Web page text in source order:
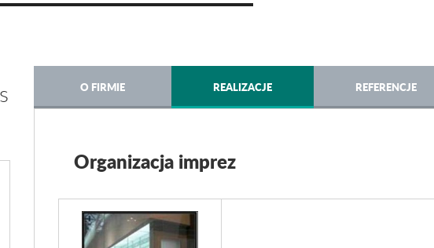
O FIRMIE REALIZACJE REFERENCJE
Organizacja imprez